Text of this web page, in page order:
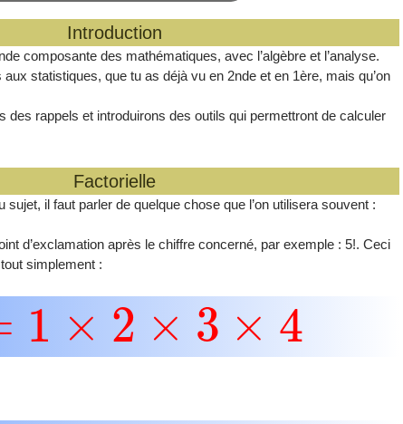
Introduction
composante des mathématiques, avec l’algèbre et l’analyse.
statistiques, que tu as déjà vu en 2nde et en 1ère, mais qu’on
des rappels et introduirons des outils qui permettront de calculer
Factorielle
il faut parler de quelque chose que l’on utilisera souvent :
d’exclamation après le chiffre concerné, par exemple : 5!. Ceci
simplement :
×2×3×4